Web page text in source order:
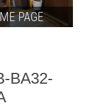
PAGE
BA32-